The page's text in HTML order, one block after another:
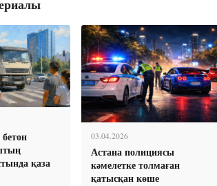
қаза
03.04.2026
Астана полициясы
кәмелетке толмаған
қатысқан көше